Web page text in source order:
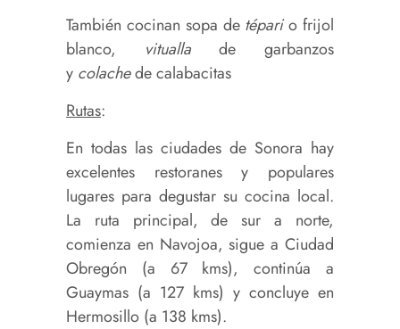
También cocinan sopa de tépario frijol
blanco, vituallade garbanzos
y colachede calabacitas
Rutas:
En todas las ciudades de Sonora hay
excelentes restoranes y populares
lugares para degustar su cocina local.
La ruta principal, de sur a norte,
comienza en Navojoa, sigue a Ciudad
Obregón (a 67 kms), continúa a
Guaymas (a 127 kms) y concluye en
Hermosillo (a 138 kms).